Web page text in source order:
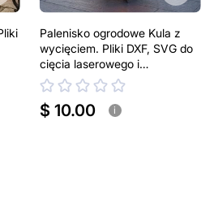
Palenisko ogrodowe Kula z
wycięciem. Pliki DXF, SVG do
cięcia laserowego i
plazmowego
$ 10.00 i